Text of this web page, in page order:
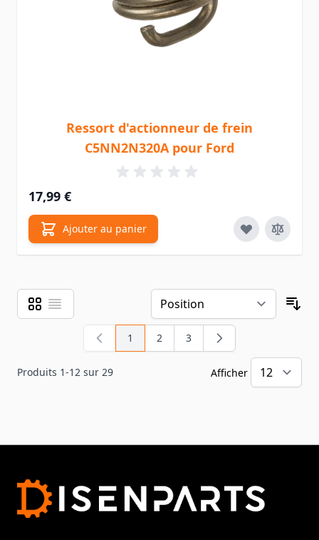
Ressort d'actionneur de frein
C5NN2N320A pour Ford
17,99 €
Ajouter au panier
Afficher en
GrilleListe
Produits 1-12 sur 29
Vous lisez actuellement la page
1 Page
2 Page
3
Afficher